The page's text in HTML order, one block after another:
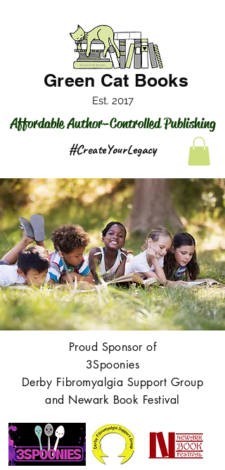
Affordable Author-Controlled Publishing
Green Cat Books
Est. 2017
#CreateYourLegacy
Proud Sponsor of
3Spoonies
Derby Fibromyalgia Support Group
and Newark Book Festival